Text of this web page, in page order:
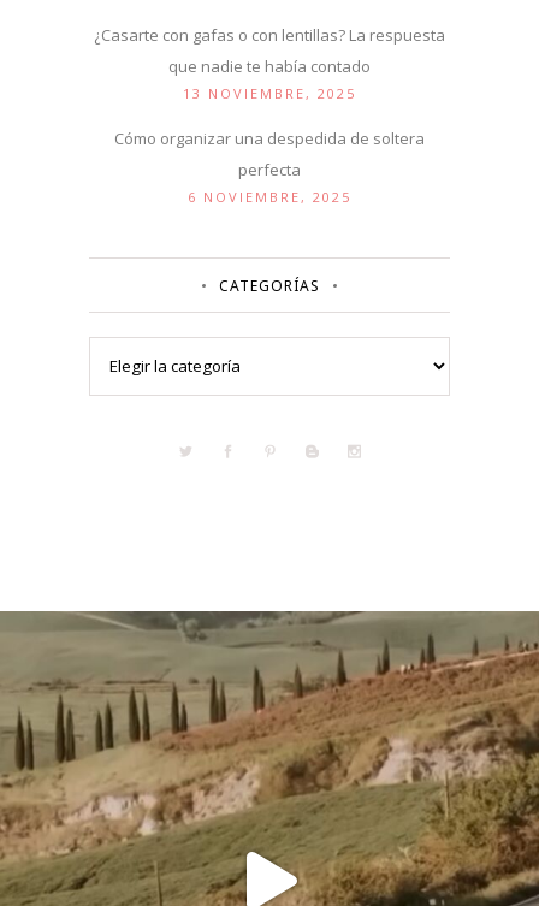
¿Casarte con gafas o con lentillas? La respuesta
que nadie te había contado
13 NOVIEMBRE, 2025
Cómo organizar una despedida de soltera
perfecta
6 NOVIEMBRE, 2025
CATEGORÍAS